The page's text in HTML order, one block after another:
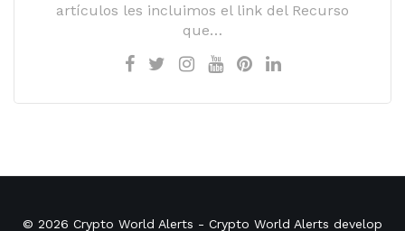
artículos les incluimos el link del Recurso
que…
© 2026 Crypto World Alerts - Crypto World Alerts develop